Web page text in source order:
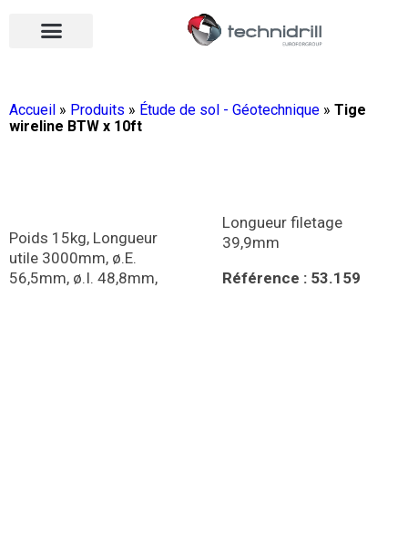
Accueil » Produits » Étude de sol - Géotechnique » Tige
wireline BTW x 10ft
Poids 15kg, Longueur
utile 3000mm, ø.E.
56,5mm, ø.I. 48,8mm,
Longueur filetage
39,9mm
Référence : 53.159